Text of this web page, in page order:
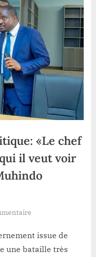
«Le chef
il veut voir
Tractations
Politique:
issue de
une bataille très